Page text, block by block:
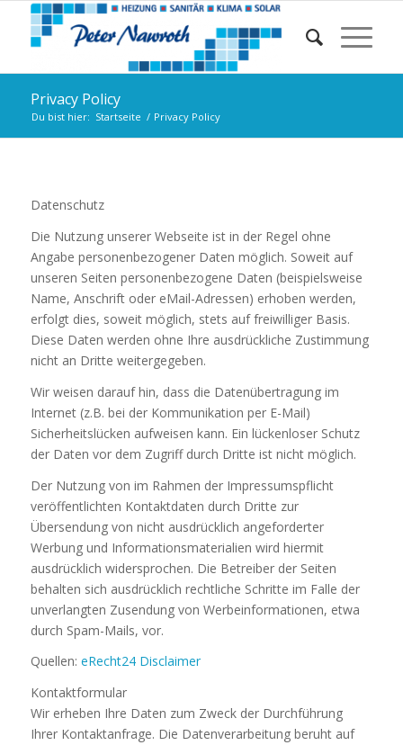
Privacy Policy
Du bist hier: Startseite / Privacy Policy
Datenschutz
Die Nutzung unserer Webseite ist in der Regel ohne
Angabe personenbezogener Daten möglich. Soweit auf
unseren Seiten personenbezogene Daten (beispielsweise
Name, Anschrift oder eMail-Adressen) erhoben werden,
erfolgt dies, soweit möglich, stets auf freiwilliger Basis.
Diese Daten werden ohne Ihre ausdrückliche Zustimmung
nicht an Dritte weitergegeben.
Wir weisen darauf hin, dass die Datenübertragung im
Internet (z.B. bei der Kommunikation per E-Mail)
Sicherheitslücken aufweisen kann. Ein lückenloser Schutz
der Daten vor dem Zugriff durch Dritte ist nicht möglich.
Der Nutzung von im Rahmen der Impressumspflicht
veröffentlichten Kontaktdaten durch Dritte zur
Übersendung von nicht ausdrücklich angeforderter
Werbung und Informationsmaterialien wird hiermit
ausdrücklich widersprochen. Die Betreiber der Seiten
behalten sich ausdrücklich rechtliche Schritte im Falle der
unverlangten Zusendung von Werbeinformationen, etwa
durch Spam-Mails, vor.
Quellen: eRecht24 Disclaimer
Kontaktformular
Wir erheben Ihre Daten zum Zweck der Durchführung
Ihrer Kontaktanfrage. Die Datenverarbeitung beruht auf